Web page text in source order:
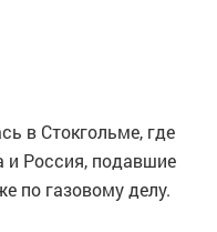
в Стокгольме, где
и Россия, подавшие
по газовому делу.